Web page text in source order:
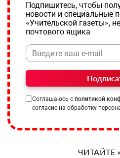
Подпишитесь, чтобы
новости и специальные
«Учительской газеты»,
почтового ящика
Соглашаюсь с политикой
согласие на обработку
ЧИТАЙТЕ